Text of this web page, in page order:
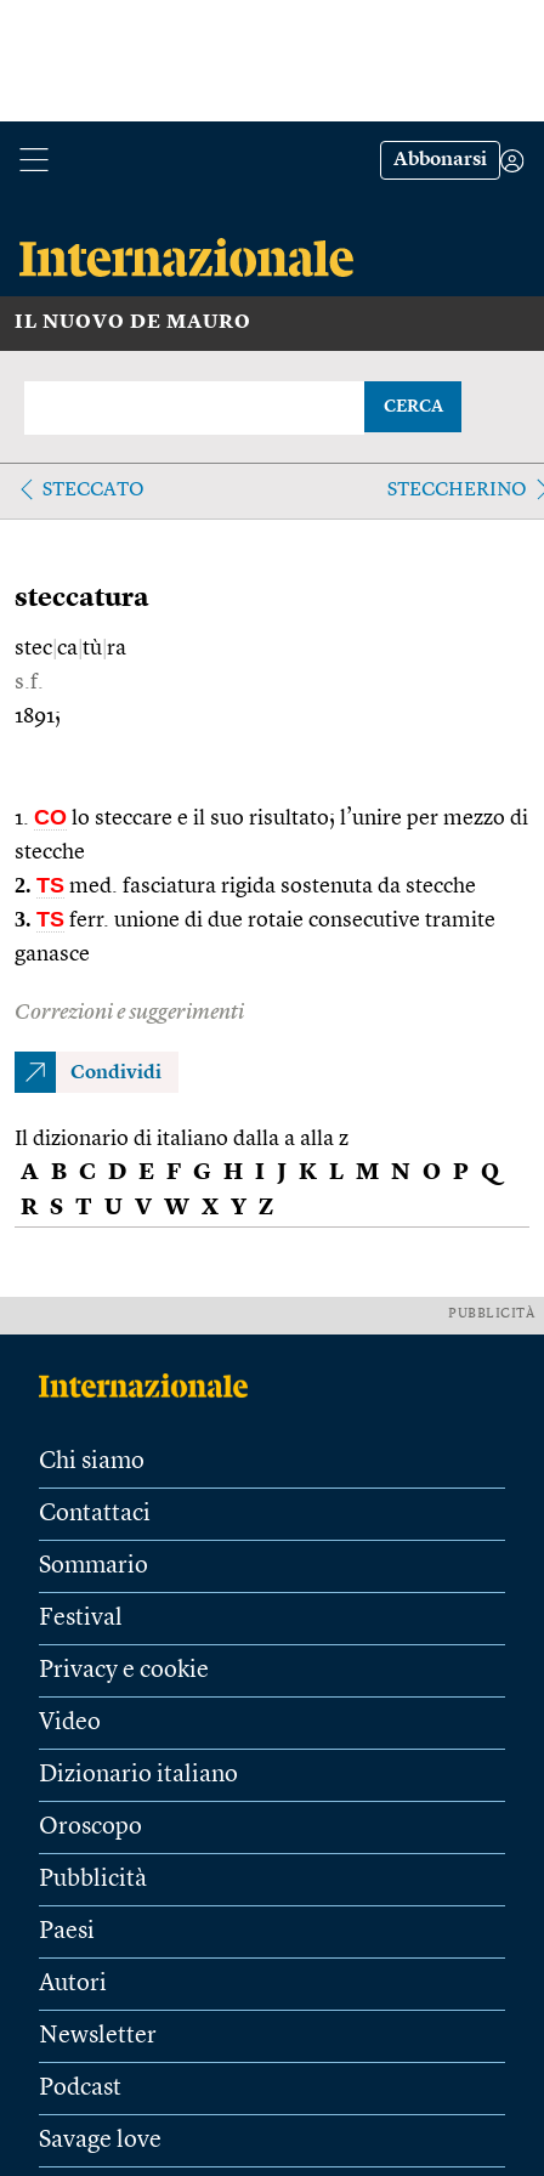
Abbonarsi
IL NUOVO DE MAURO
CERCA
STECCATO STECCHERINO
steccatura
stec ca tù ra
s.f.
1891;
1. CO lo steccare e il suo risultato; l’unire per mezzo di
stecche
2. TS med. fasciatura rigida sostenuta da stecche
3. TS ferr. unione di due rotaie consecutive tramite
ganasce
Correzioni e suggerimenti
Condividi
Il dizionario di italiano dalla a alla z
A B C D E F G H I J K L M N O P Q
R S T U V W X Y Z
PUBBLICITÀ
Chi siamo
Contattaci
Sommario
Festival
Privacy e cookie
Video
Dizionario italiano
Oroscopo
Pubblicità
Paesi
Autori
Newsletter
Podcast
Savage love